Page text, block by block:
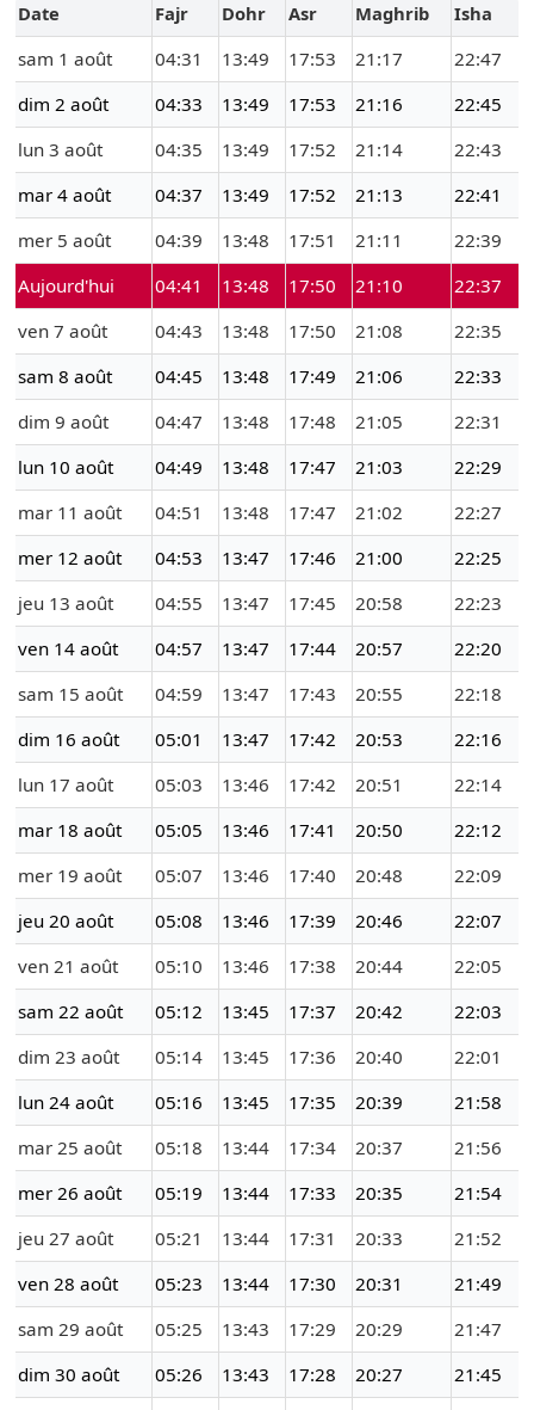
Date Fajr Dohr Asr Maghrib
Isha
sam 1 août
04:31 13:49 17:53 21:17
22:47
dim 2 août
04:33 13:49 17:53 21:16
22:45
lun 3 août
04:35 13:49 17:52 21:14
22:43
mar 4 août
04:37 13:49 17:52 21:13
22:41
mer 5 août
04:39 13:48 17:51 21:11
22:39
Aujourd'hui
04:41 13:48 17:50 21:10
22:37
ven 7 août
04:43 13:48 17:50 21:08
22:35
sam 8 août
04:45 13:48 17:49 21:06
22:33
dim 9 août
04:47 13:48 17:48 21:05
22:31
lun 10 août
04:49 13:48 17:47 21:03
22:29
mar 11 août
04:51 13:48 17:47 21:02
22:27
mer 12 août
04:53 13:47 17:46 21:00
22:25
jeu 13 août
04:55 13:47 17:45 20:58
22:23
ven 14 août
04:57 13:47 17:44 20:57
22:20
sam 15 août
04:59 13:47 17:43 20:55
22:18
dim 16 août
05:01 13:47 17:42 20:53
22:16
lun 17 août
05:03 13:46 17:42 20:51
22:14
mar 18 août
05:05 13:46 17:41 20:50
22:12
mer 19 août
05:07 13:46 17:40 20:48
22:09
jeu 20 août
05:08 13:46 17:39 20:46
22:07
ven 21 août
05:10 13:46 17:38 20:44
22:05
sam 22 août
05:12 13:45 17:37 20:42
22:03
dim 23 août
05:14 13:45 17:36 20:40
22:01
lun 24 août
05:16 13:45 17:35 20:39
21:58
mar 25 août
05:18 13:44 17:34 20:37
21:56
mer 26 août
05:19 13:44 17:33 20:35
21:54
jeu 27 août
05:21 13:44 17:31 20:33
21:52
ven 28 août
05:23 13:44 17:30 20:31
21:49
sam 29 août
05:25 13:43 17:29 20:29
21:47
dim 30 août
05:26 13:43 17:28 20:27
21:45